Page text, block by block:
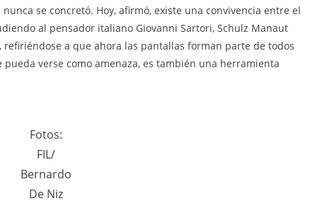
se concretó. Hoy, afirmó, existe una convivencia entre el
al pensador italiano Giovanni Sartori, Schulz Manaut
a que ahora las pantallas forman parte de todos
verse como amenaza, es también una herramienta
Fotos:
FIL/
Bernardo
De Niz